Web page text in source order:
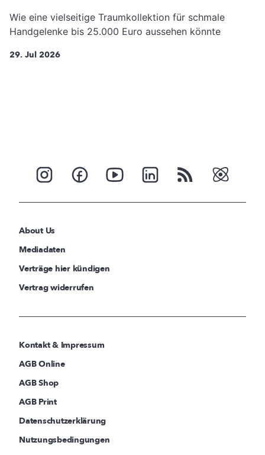
Wie eine vielseitige Traumkollektion für schmale
Handgelenke bis 25.000 Euro aussehen könnte
29. Jul 2026
About Us
Mediadaten
Verträge hier kündigen
Vertrag widerrufen
Kontakt & Impressum
AGB Online
AGB Shop
AGB Print
Datenschutzerklärung
Nutzungsbedingungen